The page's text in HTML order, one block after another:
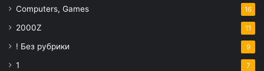
Computers, Games 16
2000Z 11
! Без рубрики 9
1 7